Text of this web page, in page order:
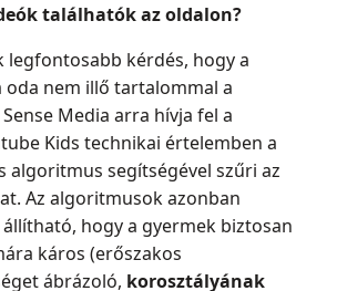
találhatók az oldalon?
legfontosabb kérdés, hogy a
nem illő tartalommal a
Media arra hívja fel a
Kids technikai értelemben a
algoritmus segítségével szűri az
Az algoritmusok azonban
hogy a gyermek biztosan
káros (erőszakos
ábrázoló, korosztályának